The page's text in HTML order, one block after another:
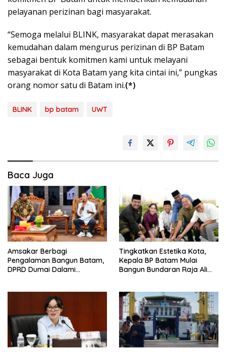
pelayanan perizinan bagi masyarakat.
“Semoga melalui BLINK, masyarakat dapat merasakan
kemudahan dalam mengurus perizinan di BP Batam
sebagai bentuk komitmen kami untuk melayani
masyarakat di Kota Batam yang kita cintai ini,” pungkas
orang nomor satu di Batam ini.(*)
BLINK bp batam UWT
Baca Juga
Amsakar Berbagi
Pengalaman Bangun Batam,
DPRD Dumai Dalami
Tingkatkan Estetika Kota,
Kepala BP Batam Mulai
Bangun Bundaran Raja Ali